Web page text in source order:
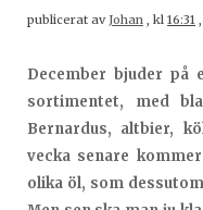
publicerat avJohan , kl 16:31 ,
December bjuder på
sortimentet, med
Bernardus, altbier,
vecka senare
olika öl, som